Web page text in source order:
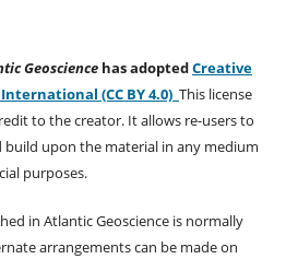
Geosciencehas adoptedCreative
(CC BY 4.0) This license
to the creator. It allows re-users to
upon the material in any medium
purposes.
in Atlantic Geoscience is normally
arrangements can be made on